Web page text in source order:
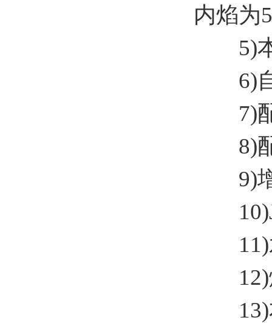
内焰为
5)本
6)自
7)配
8)配
9)增
11)水
12)
13)本